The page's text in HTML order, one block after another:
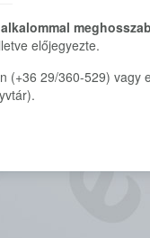
előjegyezte.
(+36 29/360-529) vagy